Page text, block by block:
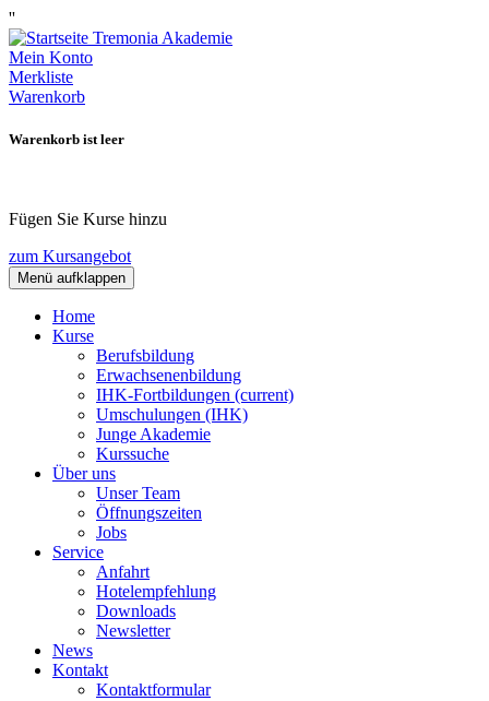
''
Mein Konto
Merkliste
Warenkorb
Warenkorb ist leer
Fügen Sie Kurse hinzu
zum Kursangebot
Menü aufklappen
Home
Kurse
Berufsbildung
Erwachsenenbildung
IHK-Fortbildungen (current)
Umschulungen (IHK)
Junge Akademie
Kurssuche
Über uns
Unser Team
Öffnungszeiten
Jobs
Service
Anfahrt
Hotelempfehlung
Downloads
Newsletter
News
Kontakt
Kontaktformular